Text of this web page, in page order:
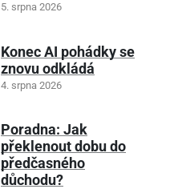
5. srpna 2026
Konec AI pohádky se
znovu odkládá
4. srpna 2026
Poradna: Jak
překlenout dobu do
předčasného
důchodu?